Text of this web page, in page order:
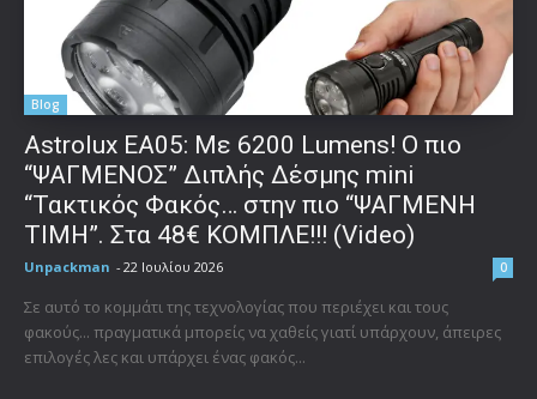
Blog
Astrolux ΕΑ05: Με 6200 Lumens! Ο πιο
“ΨΑΓΜΕΝΟΣ” Διπλής Δέσμης mini
“Τακτικός Φακός… στην πιο “ΨΑΓΜΕΝΗ
ΤΙΜΗ”. Στα 48€ ΚΟΜΠΛΕ!!! (Video)
Unpackman - 22 Ιουλίου 2026 0
Σε αυτό το κομμάτι της τεχνολογίας που περιέχει και τους
φακούς... πραγματικά μπορείς να χαθείς γιατί υπάρχουν, άπειρες
επιλογές λες και υπάρχει ένας φακός...